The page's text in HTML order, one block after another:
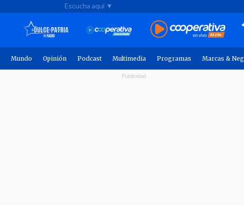
Escucha aquí ▼
Mundo Opinión Podcast Multimedia Programas Marcas &